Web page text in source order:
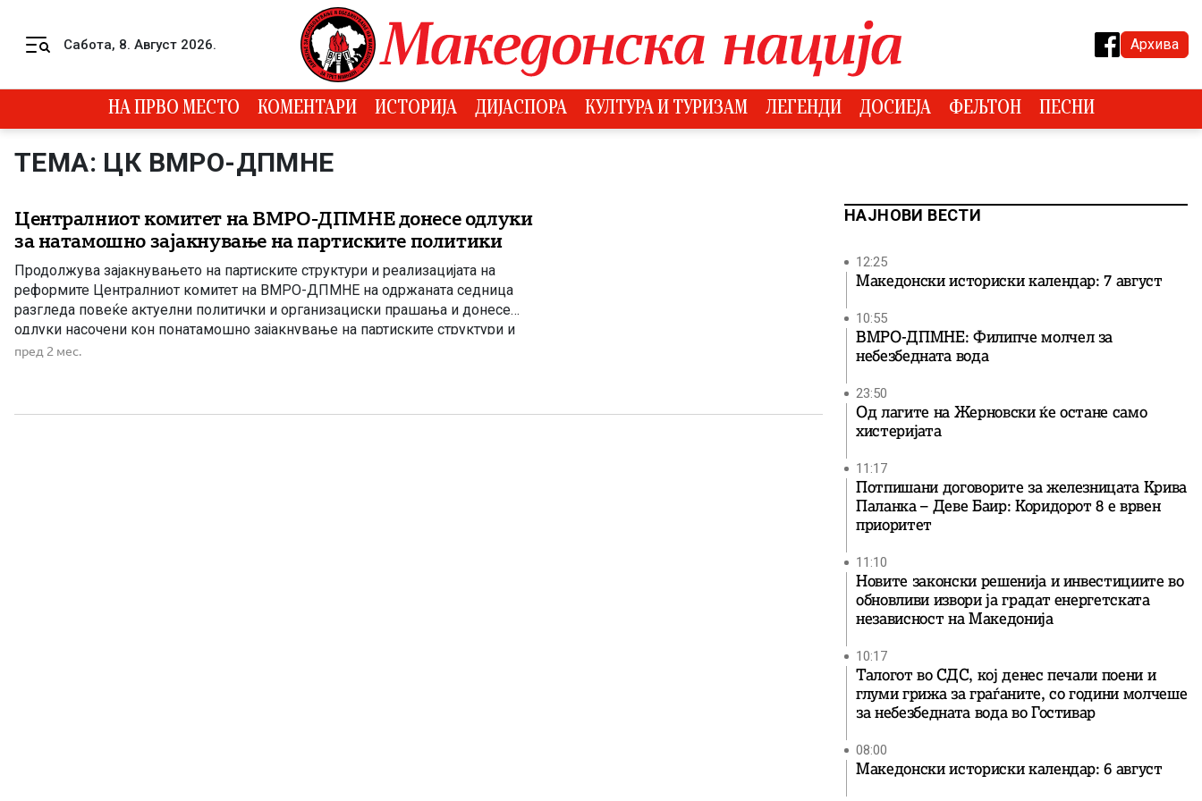
Сабота, 8. Август 2026. Архива
НА ПРВО МЕСТО КОМЕНТАРИ ИСТОРИЈА ДИЈАСПОРА КУЛТУРА И ТУРИЗАМ ЛЕГЕНДИ ДОСИЕЈА ФЕЉТОН ПЕСНИ
ТЕМА: ЦК ВМРО-ДПМНЕ
Централниот комитет на ВМРО-ДПМНЕ донесе одлуки
за натамошно зајакнување на партиските политики
Продолжува зајакнувањето на партиските структури и реализацијата на
реформите Централниот комитет на ВМРО-ДПМНЕ на одржаната седница
разгледа повеќе актуелни политички и организациски прашања и донесе
одлуки насочени кон понатамошно зајакнување на партиските структури и
реализација на програмските определби. На седницата беше констатирано
пред 2 мес.
НАЈНОВИ ВЕСТИ
12:25
Македонски историски календар: 7 август
10:55
ВМРО-ДПМНЕ: Филипче молчел за
небезбедната вода
23:50
Од лагите на Жерновски ќе остане само
хистеријата
11:17
Потпишани договорите за железницата Крива
Паланка – Деве Баир: Коридорот 8 е врвен
приоритет
11:10
Новите законски решенија и инвестициите во
обновливи извори ја градат енергетската
независност на Македонија
10:17
Талогот во СДС, кој денес печали поени и
глуми грижа за граѓаните, со години молчеше
за небезбедната вода во Гостивар
08:00
Македонски историски календар: 6 август